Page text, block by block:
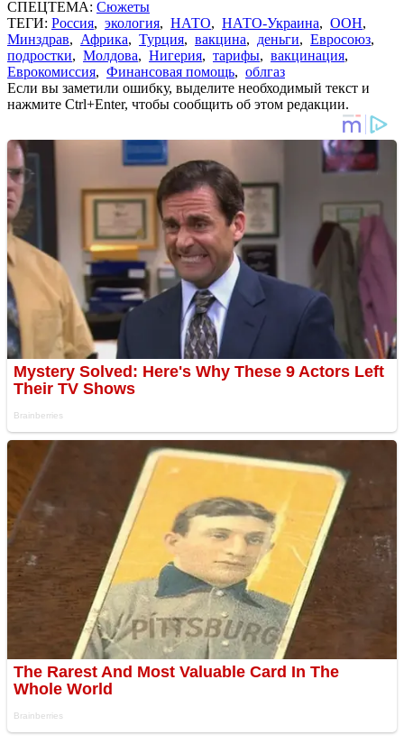
СПЕЦТЕМА: Сюжеты
ТЕГИ: Россия, экология, НАТО, НАТО-Украина, ООН,
Минздрав, Африка, Турция, вакцина, деньги, Евросоюз,
подростки, Молдова, Нигерия, тарифы, вакцинация,
Еврокомиссия, Финансовая помощь, облгаз
Если вы заметили ошибку, выделите необходимый текст и
нажмите Ctrl+Enter, чтобы сообщить об этом редакции.